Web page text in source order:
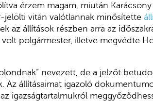
érzem magam, miután
vitán valótlannak minősítette
az állítások részben arra az
polgármester, illetve megvédte
nevezett, de a jelzőt
Az állításaimat igazoló
igazságtartalmukról